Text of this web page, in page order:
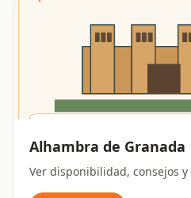
Alhambra de Granada
Ver disponibilidad, consejos